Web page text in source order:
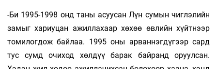
-Би 1995-1998 онд таны асуусан Лүн сумын чиглэлийн
замыг хариуцан ажиллахаар хөхөө өвлийн хүйтнээр
томилогдож байлаа. 1995 оны арваннэгдүгээр сард
тус сумд очиход хөлдүү барак байранд оруулсан.